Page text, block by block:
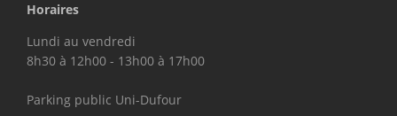
Horaires
Lundi au vendredi
8h30 à 12h00 - 13h00 à 17h00
Parking public Uni-Dufour